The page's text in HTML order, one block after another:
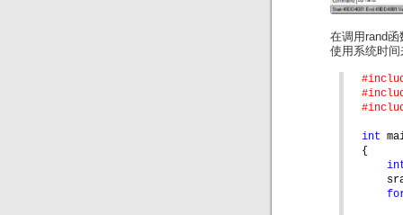
在调用rand
使用系统时
int
{